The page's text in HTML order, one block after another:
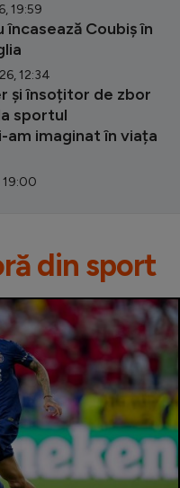
19:59
Coubiș în
12:34
și însoțitor de zbor
sportul
am imaginat în viața
19:00
din sport